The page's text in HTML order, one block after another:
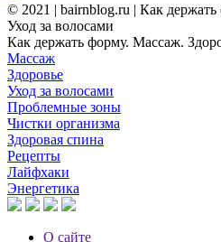
© 2021 | bairnblog.ru | Как
Уход за волосами
Как держать форму. Массаж.
Массаж
Здоровье
Уход за волосами
Проблемные зоны
Чистки организма
Здоровая спина
Рецепты
Лайфхаки
Энергетика
О сайте